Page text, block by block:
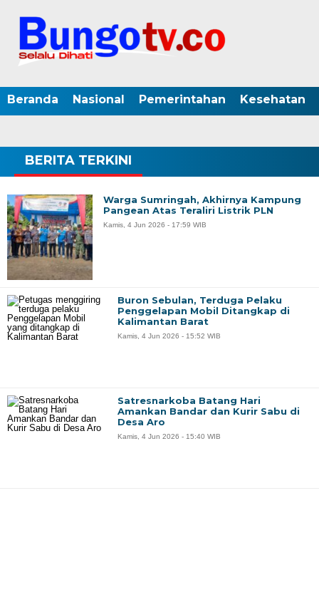
Beranda Nasional Pemerintahan Kesehatan
BERITA TERKINI
Warga Sumringah, Akhirnya Kampung
Pangean Atas Teraliri Listrik PLN
Kamis, 4 Jun 2026 - 17:59 WIB
Buron Sebulan, Terduga Pelaku
Penggelapan Mobil Ditangkap di
Kalimantan Barat
Kamis, 4 Jun 2026 - 15:52 WIB
Satresnarkoba Batang Hari
Amankan Bandar dan Kurir Sabu di
Desa Aro
Kamis, 4 Jun 2026 - 15:40 WIB